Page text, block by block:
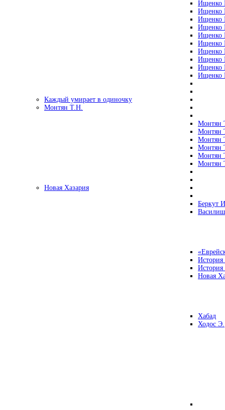
Ищенко
Ищенко
Ищенко
Ищенко
Ищенко
Ищенко
Ищенко
Ищенко
Ищенко
Ищенко
Каждый умирает в одиночку
Монтян Т.Н.
Монтян
Монтян
Монтян
Монтян
Монтян
Монтян
Новая Хазария
Беркут
Новая
Хабад
Ходос Э.